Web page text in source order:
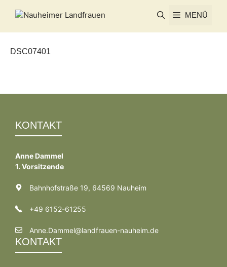
Inhalt
MENÜ
DSC07401
KONTAKT
Anne Dammel
1. Vorsitzende
Bahnhofstraße 19, 64569 Nauheim
+49 6152-61255
Anne.Dammel@landfrauen-nauheim.de
KONTAKT